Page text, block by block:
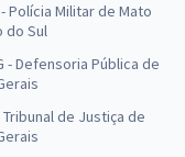
- Polícia Militar de Mato
do Sul
- Defensoria Pública de
Tribunal de Justiça de